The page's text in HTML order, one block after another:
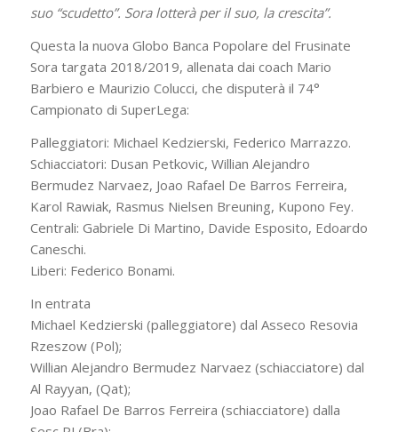
suo “scudetto”. Sora lotterà per il suo, la crescita”.
Questa la nuova Globo Banca Popolare del Frusinate
Sora targata 2018/2019, allenata dai coach Mario
Barbiero e Maurizio Colucci, che disputerà il 74°
Campionato di SuperLega:
Palleggiatori: Michael Kedzierski, Federico Marrazzo.
Schiacciatori: Dusan Petkovic, Willian Alejandro
Bermudez Narvaez, Joao Rafael De Barros Ferreira,
Karol Rawiak, Rasmus Nielsen Breuning, Kupono Fey.
Centrali: Gabriele Di Martino, Davide Esposito, Edoardo
Caneschi.
Liberi: Federico Bonami.
In entrata
Michael Kedzierski (palleggiatore) dal Asseco Resovia
Rzeszow (Pol);
Willian Alejandro Bermudez Narvaez (schiacciatore) dal
Al Rayyan, (Qat);
Joao Rafael De Barros Ferreira (schiacciatore) dalla